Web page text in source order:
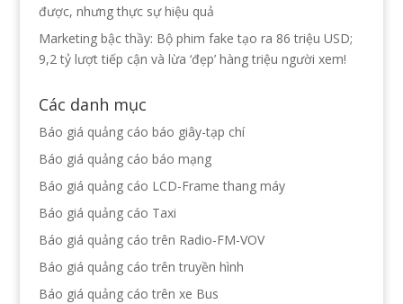
được, nhưng thực sự hiệu quả
Marketing bậc thầy: Bộ phim fake tạo ra 86 triệu USD;
9,2 tỷ lượt tiếp cận và lừa ‘đẹp’ hàng triệu người xem!
Các danh mục
Báo giá quảng cáo báo giây-tạp chí
Báo giá quảng cáo báo mạng
Báo giá quảng cáo LCD-Frame thang máy
Báo giá quảng cáo Taxi
Báo giá quảng cáo trên Radio-FM-VOV
Báo giá quảng cáo trên truyền hình
Báo giá quảng cáo trên xe Bus